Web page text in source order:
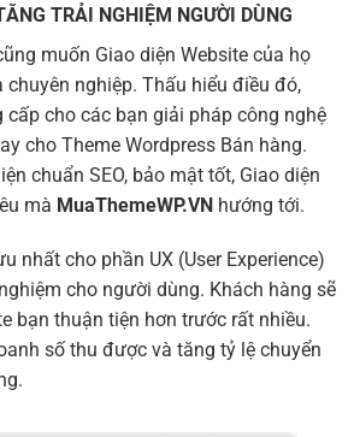
TRẢI NGHIỆM NGƯỜI DÙNG
muốn Giao diện Website của họ
nghiệp. Thấu hiểu điều đó,
cấp cho các bạn giải pháp công nghệ
cho Theme Wordpress Bán hàng.
chuẩn SEO, bảo mật tốt, Giao diện
mà MuaThemeWP.VN hướng tới.
nhất cho phần UX (User Experience)
cho người dùng. Khách hàng sẽ
bạn thuận tiện hơn trước rất nhiều.
số thu được và tăng tỷ lệ chuyển